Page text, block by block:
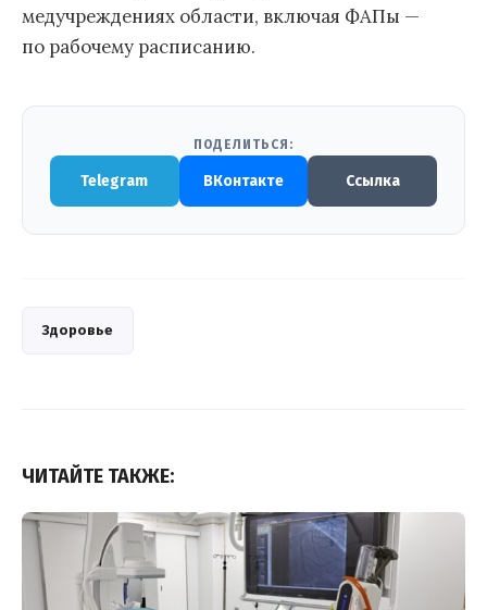
медучреждениях области, включая ФАПы —
по рабочему расписанию.
ПОДЕЛИТЬСЯ:
Telegram ВКонтакте Ссылка
Здоровье
ЧИТАЙТЕ ТАКЖЕ: